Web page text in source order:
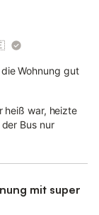
Wohnung gut
heiß war, heizte
Bus nur
mit super